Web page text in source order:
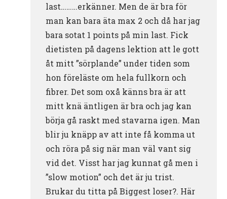
last………erkänner. Men de är bra för
man kan bara äta max 2 och då har jag
bara sotat 1 points på min last. Fick
dietisten på dagens lektion att le gott
åt mitt ”sörplande” under tiden som
hon föreläste om hela fullkorn och
fibrer. Det som oxå känns bra är att
mitt knä äntligen är bra och jag kan
börja gå raskt med stavarna igen. Man
blir ju knäpp av att inte få komma ut
och röra på sig när man väl vant sig
vid det. Visst har jag kunnat gå men i
”slow motion” och det är ju trist.
Brukar du titta på Biggest loser?. Här